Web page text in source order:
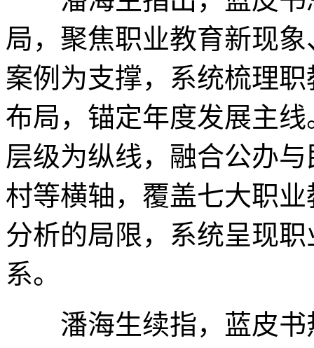
局，聚焦职业教育新现
案例为支撑，系统梳理
布局，锚定年度发展主
层级为纵线，融合公办
村等横轴，覆盖七大职
分析的局限，系统呈现
系。
潘海生续指，蓝皮书